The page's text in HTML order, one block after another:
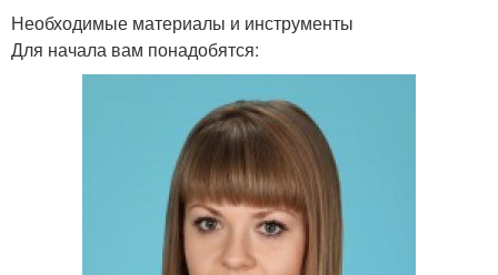
Необходимые материалы и инструменты
Для начала вам понадобятся: